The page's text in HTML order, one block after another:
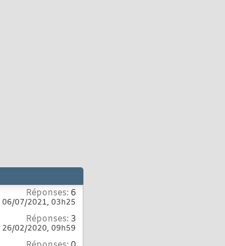
Réponses:6
06/07/2021, 03h25
Réponses: 3
26/02/2020, 09h59